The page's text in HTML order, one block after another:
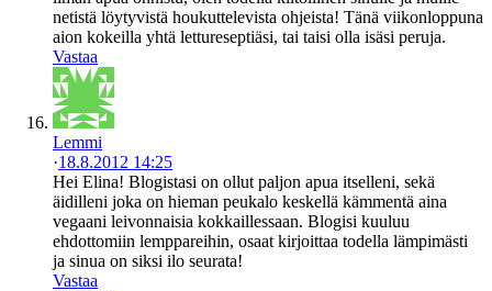
netistä löytyvistä houkuttelevista ohjeista! Tänä viikonloppuna
aion kokeilla yhtä lettureseptiäsi, tai taisi olla isäsi peruja.
Vastaa
Lemmi
·18.8.2012 14:25
Hei Elina! Blogistasi on ollut paljon apua itselleni, sekä
äidilleni joka on hieman peukalo keskellä kämmentä aina
vegaani leivonnaisia kokkaillessaan. Blogisi kuuluu
ehdottomiin lemppareihin, osaat kirjoittaa todella lämpimästi
ja sinua on siksi ilo seurata!
Vastaa